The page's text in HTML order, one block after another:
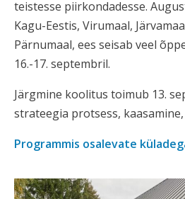
teistesse piirkondadesse.
Kagu-Eestis, Virumaal,
Pärnumaal, ees seisab veel
16.-17. septembril.
Järgmine koolitus toimub 13.
strateegia protsess,
Programmis osalevate